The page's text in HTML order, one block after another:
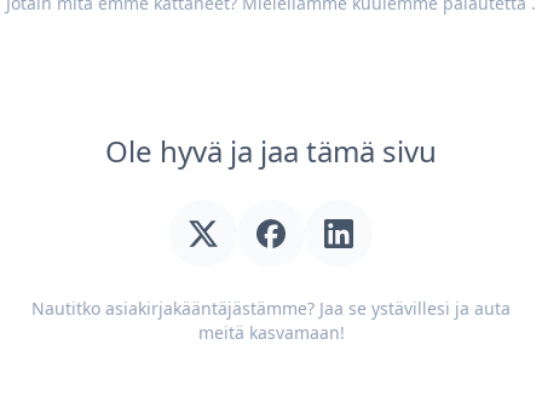
Ole hyvä ja jaa tämä sivu
Nautitko asiakirjakääntäjästämme? Jaa se ystävillesi ja auta
meitä kasvamaan!